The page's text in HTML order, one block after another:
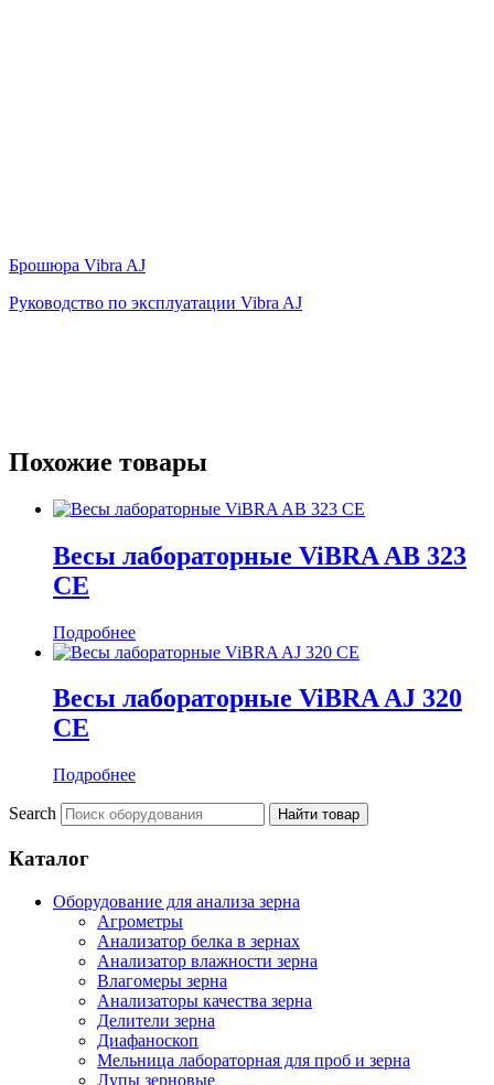
Брошюра Vibra AJ
Руководство по эксплуатации Vibra AJ
Похожие товары
Весы лабораторные ViBRA AB 323
CE
Подробнее
Весы лабораторные ViBRA AJ 320
CE
Подробнее
Search
Каталог
Оборудование для анализа зерна
Агрометры
Анализатор белка в зернах
Анализатор влажности зерна
Влагомеры зерна
Анализаторы качества зерна
Делители зерна
Диафаноскоп
Мельница лабораторная для проб и зерна
Лупы зерновые